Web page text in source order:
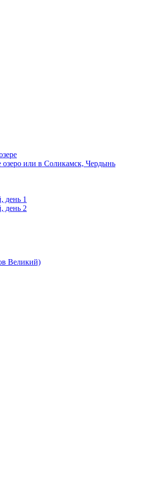
озеро или в Соликамск, Чердынь
день 1
день 2
Великий)